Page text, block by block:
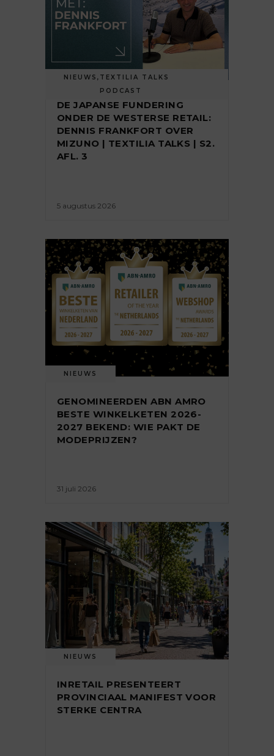
NIEUWS , TEXTILIA TALKS
PODCAST
DE JAPANSE FUNDERING
ONDER DE WESTERSE RETAIL:
DENNIS FRANKFORT OVER
MIZUNO | TEXTILIA TALKS | S2.
AFL. 3
5 augustus 2026
NIEUWS
GENOMINEERDEN ABN AMRO
BESTE WINKELKETEN 2026-
2027 BEKEND: WIE PAKT DE
MODEPRIJZEN?
31 juli 2026
NIEUWS
INRETAIL PRESENTEERT
PROVINCIAAL MANIFEST VOOR
STERKE CENTRA